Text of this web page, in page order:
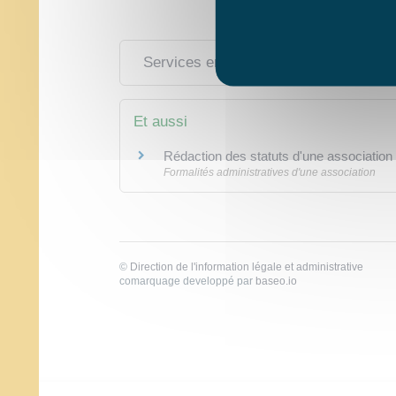
Services en ligne et formulaires
Et aussi
Rédaction des statuts d'une association
Formalités administratives d'une association
© Direction de l'information légale et administrative
comarquage developpé par baseo.io